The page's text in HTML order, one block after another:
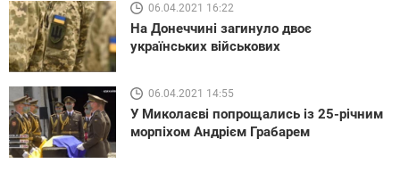
06.04.2021 16:22
На Донеччині загинуло двоє
українських військових
06.04.2021 14:55
У Миколаєві попрощались із 25-річним
морпіхом Андрієм Грабарем